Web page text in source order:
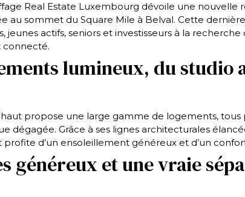
Real Estate Luxembourg dévoile une nouvelle
au sommet du Square Mile à Belval. Cette
jeunes actifs, seniors et investisseurs à la recherche
connecté.
lumineux, du studio
propose une large gamme de logements, tous
dégagée. Grâce à ses lignes architecturales
profite d’un ensoleillement généreux et d’un
généreux et une vraie